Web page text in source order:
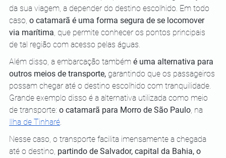
da sua viagem, a depender do destino escolhido. Em todo
caso, o catamarã é uma forma segura de se locomover
via marítima, que permite conhecer os pontos principais
de tal região com acesso pelas águas.
Além disso, a embarcação também é uma alternativa para
outros meios de transporte, garantindo que os passageiros
possam chegar até o destino escolhido com tranquilidade.
Grande exemplo disso é a alternativa utilizada como meio
de transporte: o catamarã para Morro de São Paulo, na
Ilha de Tinharé.
Nesse caso, o transporte facilita imensamente a chegada
até o destino, partindo de Salvador, capital da Bahia, o